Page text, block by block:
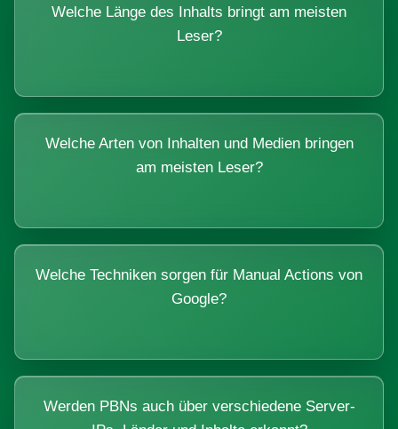
Welche Länge des Inhalts bringt am meisten
Leser?
Welche Arten von Inhalten und Medien bringen
am meisten Leser?
Welche Techniken sorgen für Manual Actions von
Google?
Werden PBNs auch über verschiedene Server-